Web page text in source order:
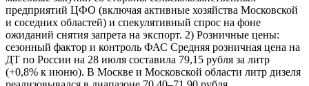
предприятий ЦФО (включая активные хозяйства Московской
и соседних областей) и спекулятивный спрос на фоне
ожиданий снятия запрета на экспорт. 2) Розничные цены:
сезонный фактор и контроль ФАС Средняя розничная цена на
ДТ по России на 28 июля составила 79,15 рубля за литр
(+0,8% к июню). В Москве и Московской области литр дизеля